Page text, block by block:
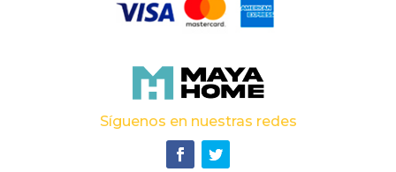
Síguenos en nuestras redes